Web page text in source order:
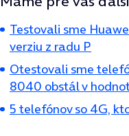
Testovali sme
verziu z radu P
Otestovali sme
8040 obstál v
5 telefónov so 4G,